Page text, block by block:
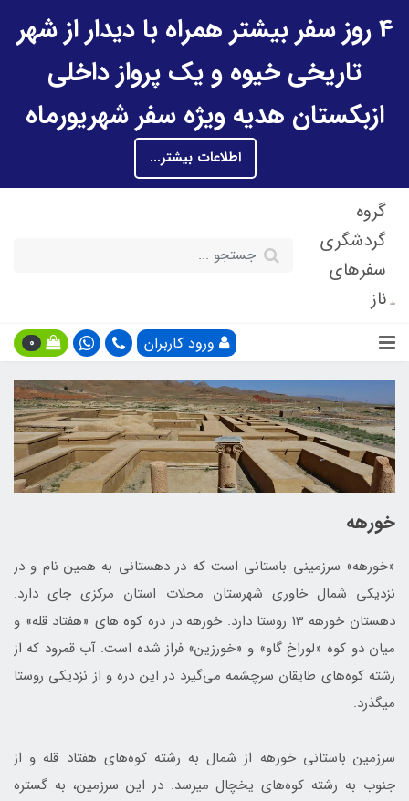
4 روز سفر بیشتر همراه با دیدار از شهر
تاریخی خیوه و یک پرواز داخلی
ازبکستان هدیه ویژه سفر شهریورماه
اطلاعات بیشتر...
گروه
گردشگری
سفرهای
ناز
ورود کاربران 0
خورهه
«خورهه» سرزمینی باستانی است که در دهستانی به همین نام و در
نزدیکی شمال خاوری شهرستان محلات استان مرکزی جای دارد.
دهستان خورهه 13 روستا دارد. خورهه در دره کوه­ های «هفتاد قله» و
میان دو کوه «لوراخ گاو» و «خورزین» فراز شده است. آب قمرود که از
رشته کوه‌های طایقان سرچشمه می‌گیرد در این دره و از نزدیکی روستا
می­گذرد.
سرزمین باستانی خورهه از شمال به رشته کوه‌های هفتاد قله و از
جنوب به رشته کوه‌های یخچال می­رسد. در این سرزمین، به گستره